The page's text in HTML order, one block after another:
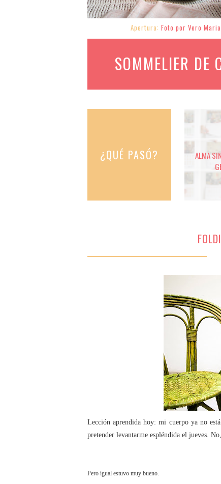
Apertura: Foto por Vero
SOMMELIER DE
¿QUÉ PASÓ?
ALMA
Lección aprendida hoy: mi cuerpo ya no
pretender levantarme espléndida el jueves.
Pero igual estuvo muy bueno.